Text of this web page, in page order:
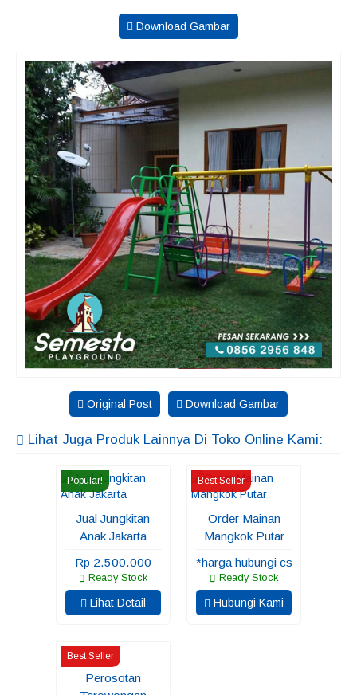
Download Gambar
Original Post Download Gambar
Lihat Juga Produk Lainnya Di Toko Online Kami:
Popular!
Jual Jungkitan
Anak Jakarta
Rp 2.500.000
Ready Stock
Lihat Detail
Best Seller
Order Mainan
Mangkok Putar
*harga hubungi cs
Ready Stock
Hubungi Kami
Best Seller
Perosotan